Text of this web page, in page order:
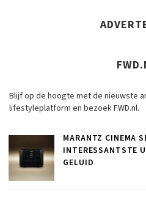
Blijf op de hoogte met de nieuwste
lifestyleplatform en bezoek FWD.nl.
MARANTZ CINEMA
INTERESSANTSTE
GELUID